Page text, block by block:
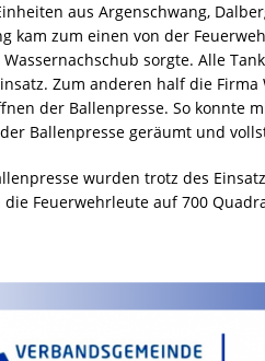
aus Argenschwang,
kam zum einen von der
sorgte. Alle
Zum anderen half die
der Ballenpresse. So konnte
Ballenpresse geräumt und
wurden trotz des
Feuerwehrleute auf 700